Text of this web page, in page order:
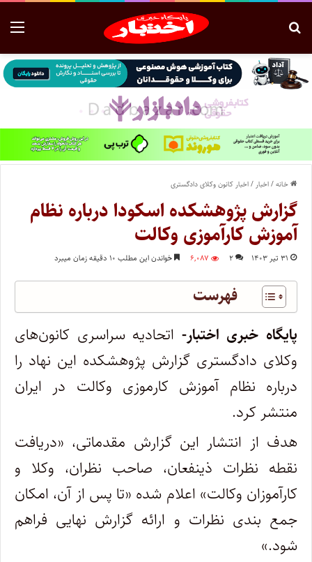
خانه/اخبار /اخبار کانون وکلای دادگستری
گزارش پژوهشکده اسکودا درباره نظام
آموزش کارآموزی وکالت
۳۱ تیر ۱۴۰۳ ۲ ۶,۰۸۷ خواندن این مطلب ۱۰ دقیقه زمان میبرد
فهرست
پایگاه خبری اختبار- اتحادیه سراسری کانون‌های
وکلای دادگستری گزارش پژوهشکده این نهاد را
درباره نظام آموزش کارموزی وکالت در ایران
منتشر کرد.
هدف از انتشار این گزارش مقدماتی، «دریافت
نقطه نظرات ذینفعان، صاحب نظران، وکلا و
کارآموزان وکالت» اعلام شده «تا پس از آن، امکان
جمع بندی نظرات و ارائه گزارش نهایی فراهم
شود.»